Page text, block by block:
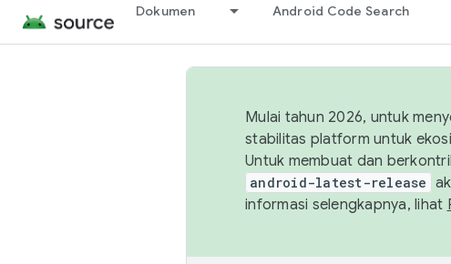
Dokumen Android Code Search
Mulai tahun 2026, untuk
stabilitas platform untuk
Untuk membuat dan
android-latest-release
informasi selengkapnya, lihat